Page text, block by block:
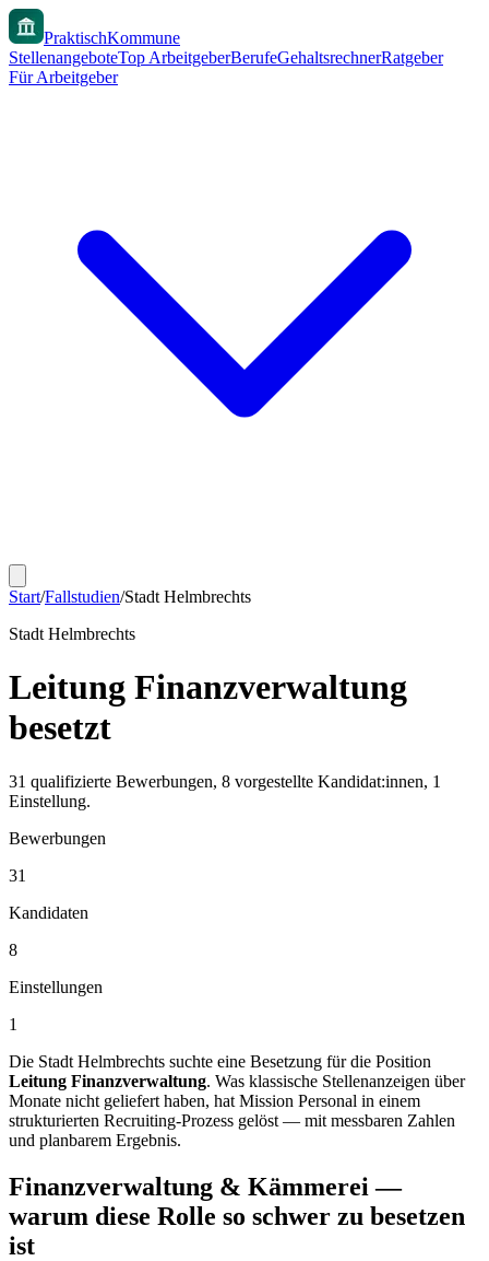
PraktischKommune
StellenangeboteTop ArbeitgeberBerufeGehaltsrechnerRatgeber
Für Arbeitgeber
Start/Fallstudien/Stadt Helmbrechts
Stadt Helmbrechts
Leitung Finanzverwaltung
besetzt
31 qualifizierte Bewerbungen, 8 vorgestellte Kandidat:innen, 1
Einstellung.
Bewerbungen
31
Kandidaten
8
Einstellungen
1
Die Stadt Helmbrechts suchte eine Besetzung für die Position
Leitung Finanzverwaltung. Was klassische Stellenanzeigen über
Monate nicht geliefert haben, hat Mission Personal in einem
strukturierten Recruiting-Prozess gelöst — mit messbaren Zahlen
und planbarem Ergebnis.
Finanzverwaltung & Kämmerei —
warum diese Rolle so schwer zu besetzen
ist